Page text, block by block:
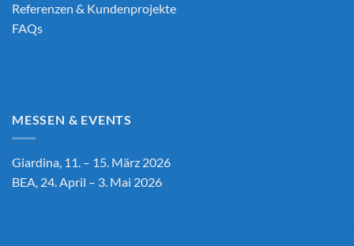
Referenzen & Kundenprojekte
FAQs
MESSEN & EVENTS
Giardina, 11. – 15. März 2026
BEA, 24. April – 3. Mai 2026